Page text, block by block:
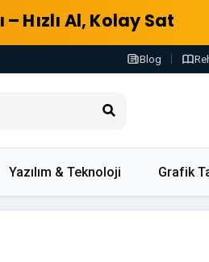
Hızlı Al, Kolay Sat
Blog
Yazılım & Teknoloji Grafik